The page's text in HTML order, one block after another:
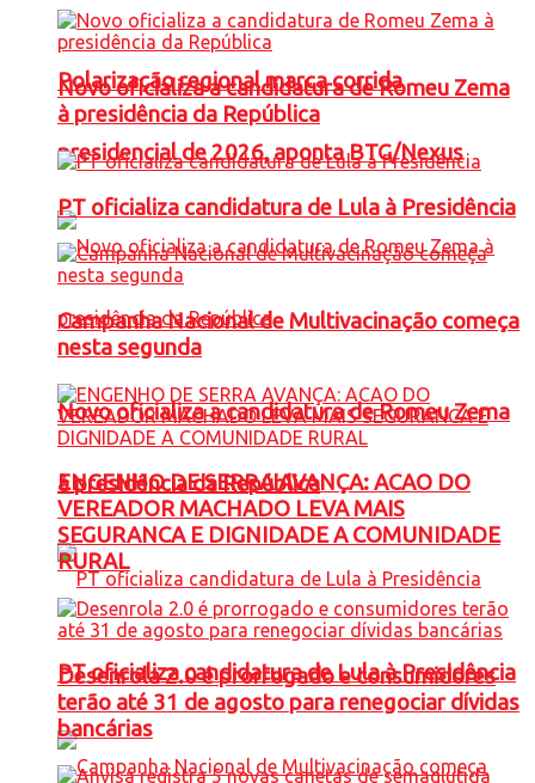
Polarização regional marca corrida
presidencial de 2026, aponta BTG/Nexus
Novo oficializa a candidatura de Romeu Zema
à presidência da República
PT oficializa candidatura de Lula à Presidência
Novo oficializa a candidatura de Romeu Zema
à presidência da República
PT oficializa candidatura de Lula à Presidência
Campanha Nacional de Multivacinação começa
nesta segunda
ENGENHO DE SERRA AVANÇA: ACAO DO
VEREADOR MACHADO LEVA MAIS
SEGURANCA E DIGNIDADE A COMUNIDADE
RURAL
Desenrola 2.0 é prorrogado e consumidores
terão até 31 de agosto para renegociar dívidas
bancárias